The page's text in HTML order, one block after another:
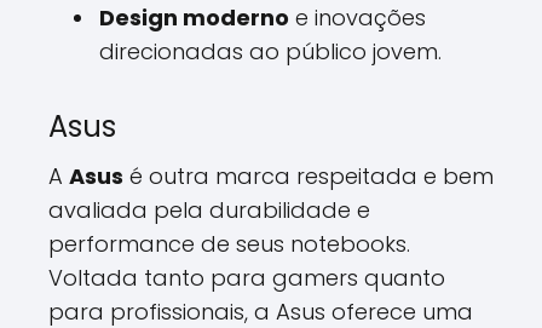
Design moderno e inovações
direcionadas ao público jovem.
Asus
A Asus é outra marca respeitada e bem
avaliada pela durabilidade e
performance de seus notebooks.
Voltada tanto para gamers quanto
para profissionais, a Asus oferece uma